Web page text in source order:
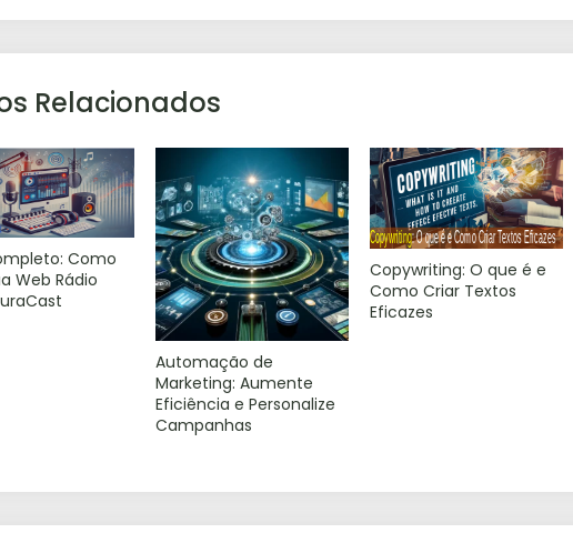
Relacionados
Como
Web Rádio
Automação de
Marketing: Aumente
Eficiência e Personalize
Campanhas
Copywriting: O que é e
Como Criar Textos
Eficazes